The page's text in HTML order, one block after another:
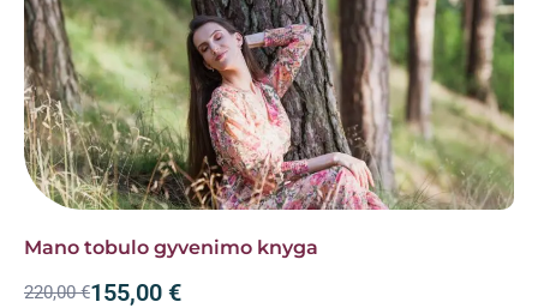
Mano tobulo gyvenimo knyga
220,00€155,00 €